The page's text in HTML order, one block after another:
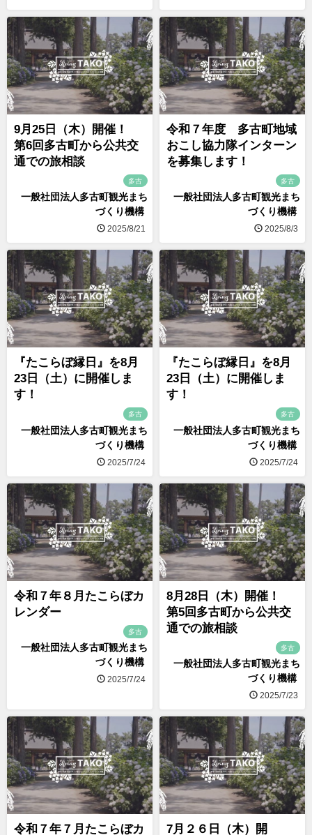
9月25日（木）開催！
第6回多古町から公共交
通での旅相談
多古
一般社団法人多古町観光まち
づくり機構
2025/8/21
令和７年度 多古町地域
おこし協力隊インターン
を募集します！
多古
一般社団法人多古町観光まち
づくり機構
2025/8/3
『たこらぼ縁日』を8月
23日（土）に開催しま
す！
多古
一般社団法人多古町観光まち
づくり機構
2025/7/24
『たこらぼ縁日』を8月
23日（土）に開催しま
す！
多古
一般社団法人多古町観光まち
づくり機構
2025/7/24
令和７年８月たこらぼカ
レンダー
多古
一般社団法人多古町観光まち
づくり機構
2025/7/24
8月28日（木）開催！
第5回多古町から公共交
通での旅相談
多古
一般社団法人多古町観光まち
づくり機構
2025/7/23
令和７年７月たこらぼカ
7月２６日（木）開